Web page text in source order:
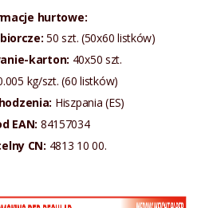
hurtowe:
50 szt. (50x60 listków)
karton: 40x50 szt.
kg/szt. (60 listków)
Hiszpania (ES)
EAN: 84157034
CN: 4813 10 00.